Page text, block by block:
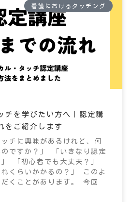
看護におけるタッチング
チを学びたい方へ｜認定講
をご紹介します
ッチに興味があるけれど、何
ですか？」 「いきなり認定
「初心者でも大丈夫？」
れくらいかかるの？」 このよ
くことがあります。 今回